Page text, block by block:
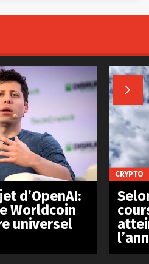

d’OpenAI:
Worldcoin
universel
CRYPTO